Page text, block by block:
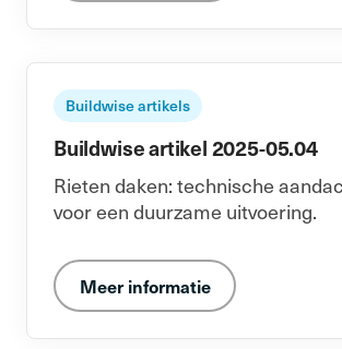
Buildwise artikels
Buildwise artikel 2025-05.04
Rieten daken: technische
voor een duurzame uitvoering.
Meer informatie